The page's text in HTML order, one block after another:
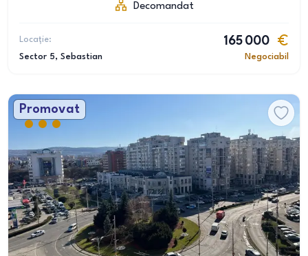
Decomandat
Locație:
Sector 5, Sebastian
165 000
Negociabil
Promovat